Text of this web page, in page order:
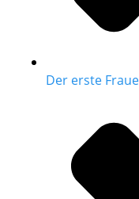
Der erste